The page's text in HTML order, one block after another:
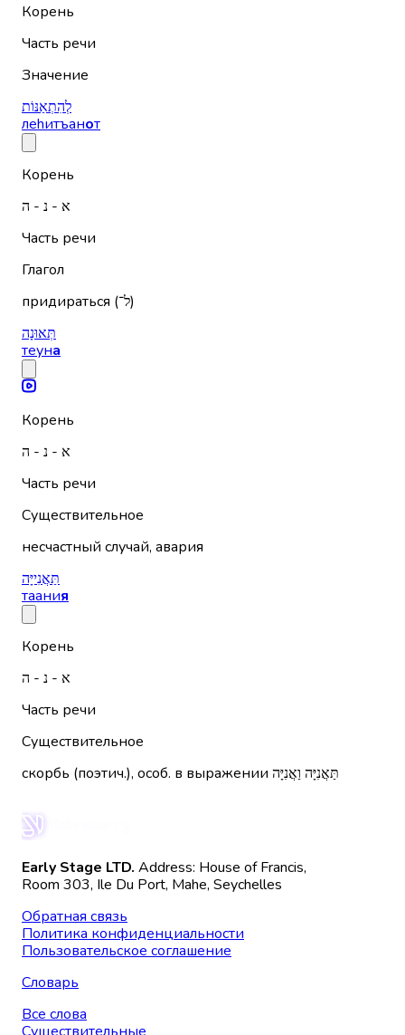
Корень
Часть речи
Значение
לְהִתְאַנּוֹת
леhитъанот
Корень
א - נ - ה
Часть речи
Глагол
придираться (ל־)
תְּאוּנָה
теуна
Корень
א - נ - ה
Часть речи
Существительное
несчастный случай, авария
תַּאֲנִייָּה
таания
Корень
א - נ - ה
Часть речи
Существительное
скорбь (поэтич.), особ. в выражении תַּאֲנִיָּה וַאֲנִיָּה
Early Stage LTD. Address: House of Francis,
Room 303, Ile Du Port, Mahe, Seychelles
Обратная связь
Политика конфиденциальности
Пользовательское соглашение
Словарь
Все слова